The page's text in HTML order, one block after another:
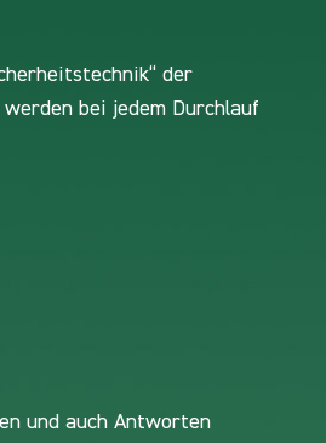
der
bei jedem Durchlauf
und auch Antworten